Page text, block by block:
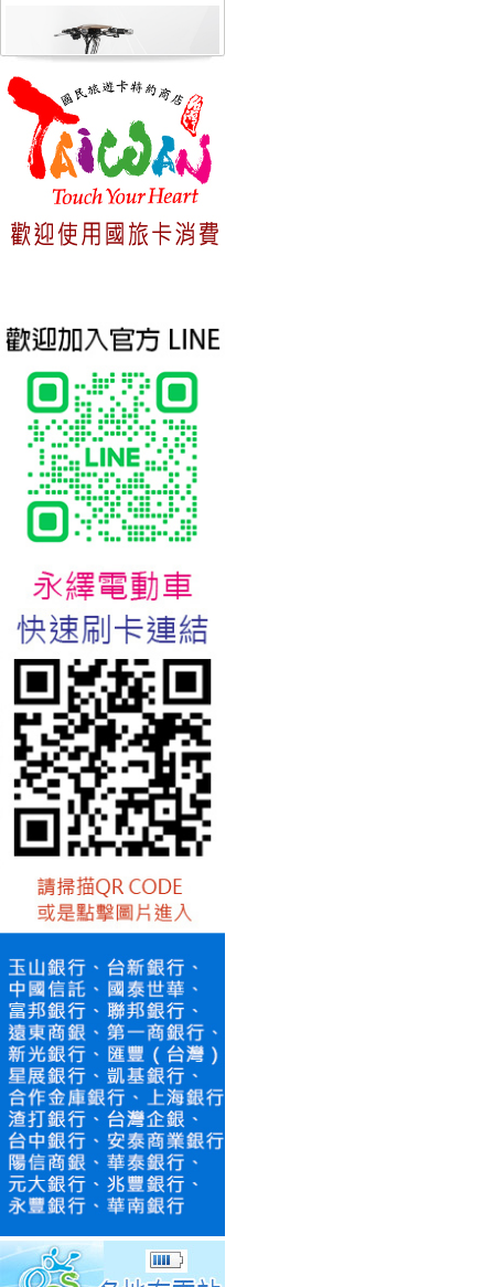
台北新北蘆洲永繹電動車可愛
027
台北新北蘆洲永繹電動車業威
美樂蒂(Melody)